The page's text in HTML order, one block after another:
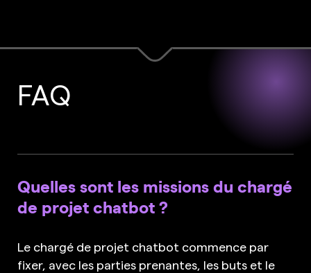
FAQ
Quelles sont les missions du chargé
de projet chatbot ?
Le chargé de projet chatbot commence par
fixer, avec les parties prenantes, les buts et le